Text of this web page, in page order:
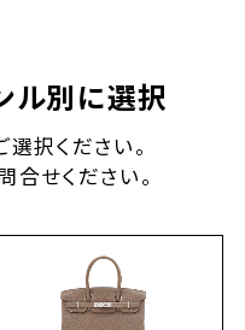
ル別に選択
択ください。
合せください。